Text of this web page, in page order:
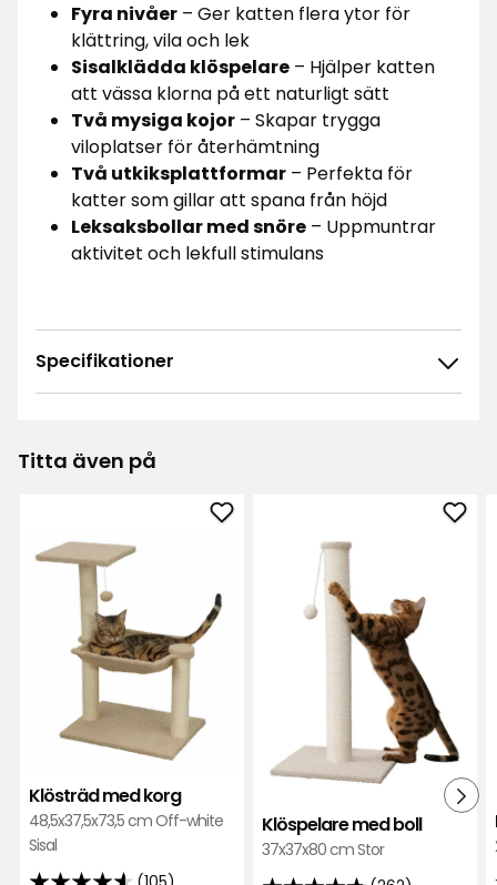
Fyra nivåer – Ger katten flera ytor för
klättring, vila och lek
Sisalklädda klöspelare – Hjälper katten
att vässa klorna på ett naturligt sätt
Två mysiga kojor – Skapar trygga
viloplatser för återhämtning
Två utkiksplattformar – Perfekta för
katter som gillar att spana från höjd
Leksaksbollar med snöre – Uppmuntrar
aktivitet och lekfull stimulans
Specifikationer
Titta även på
Klösträd med korg
48,5x37,5x73,5 cm Off-white
Sisal
Lägg
med
Klöspelare med boll
37x37x80 cm Stor
Lägg